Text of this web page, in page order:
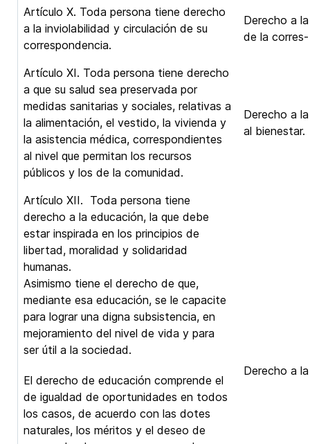
Artículo X. Toda persona tiene derecho
a la inviolabilidad y circulación de su
correspondencia.
Derecho a
de la
Artículo XI. Toda persona tiene derecho
a que su salud sea preservada por
medidas sanitarias y sociales, relativas a
la alimentación, el vestido, la vivienda y
la asistencia médica, correspondientes
al nivel que permitan los recursos
públicos y los de la comunidad.
Derecho a
al bienestar.
Artículo XII. Toda persona tiene
derecho a la educación, la que debe
estar inspirada en los principios de
libertad, moralidad y solidaridad
humanas.
Asimismo tiene el derecho de que,
mediante esa educación, se le capacite
para lograr una digna subsistencia, en
mejoramiento del nivel de vida y para
ser útil a la sociedad.
El derecho de educación comprende el
de igualdad de oportunidades en todos
los casos, de acuerdo con las dotes
naturales, los méritos y el deseo de
Derecho a